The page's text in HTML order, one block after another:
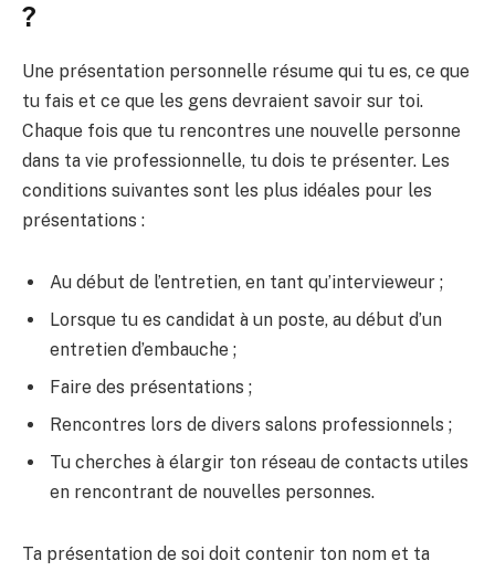
?
Une présentation personnelle résume qui tu es, ce que
tu fais et ce que les gens devraient savoir sur toi.
Chaque fois que tu rencontres une nouvelle personne
dans ta vie professionnelle, tu dois te présenter. Les
conditions suivantes sont les plus idéales pour les
présentations :
Au début de l’entretien, en tant qu’intervieweur ;
Lorsque tu es candidat à un poste, au début d’un
entretien d’embauche ;
Faire des présentations ;
Rencontres lors de divers salons professionnels ;
Tu cherches à élargir ton réseau de contacts utiles
en rencontrant de nouvelles personnes.
Ta présentation de soi doit contenir ton nom et ta